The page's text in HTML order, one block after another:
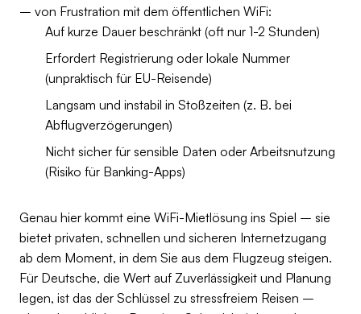
– von Frustration mit dem öffentlichen WiFi:
Auf kurze Dauer beschränkt (oft nur 1-2 Stunden)
Erfordert Registrierung oder lokale Nummer
(unpraktisch für EU-Reisende)
Langsam und instabil in Stoßzeiten (z. B. bei
Abflugverzögerungen)
Nicht sicher für sensible Daten oder Arbeitsnutzung
(Risiko für Banking-Apps)
Genau hier kommt eine WiFi-Mietlösung ins Spiel – sie
bietet privaten, schnellen und sicheren Internetzugang
ab dem Moment, in dem Sie aus dem Flugzeug steigen.
Für Deutsche, die Wert auf Zuverlässigkeit und Planung
legen, ist das der Schlüssel zu stressfreiem Reisen –